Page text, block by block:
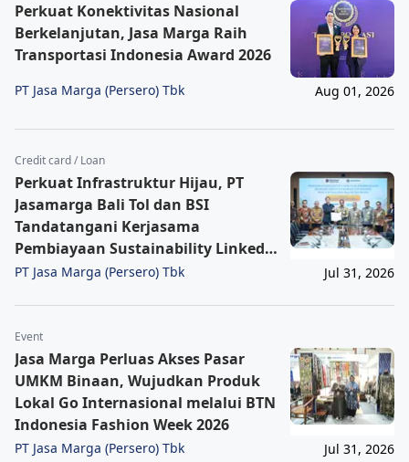
Perkuat Konektivitas Nasional
Berkelanjutan, Jasa Marga Raih
Transportasi Indonesia Award 2026
PT Jasa Marga (Persero) Tbk Aug 01, 2026
Credit card / Loan
Perkuat Infrastruktur Hijau, PT
Jasamarga Bali Tol dan BSI
Tandatangani Kerjasama
Pembiayaan Sustainability Linked
Financing Senilai Rp1,56 Triliun
PT Jasa Marga (Persero) Tbk Jul 31, 2026
Event
Jasa Marga Perluas Akses Pasar
UMKM Binaan, Wujudkan Produk
Lokal Go Internasional melalui BTN
Indonesia Fashion Week 2026
PT Jasa Marga (Persero) Tbk Jul 31, 2026